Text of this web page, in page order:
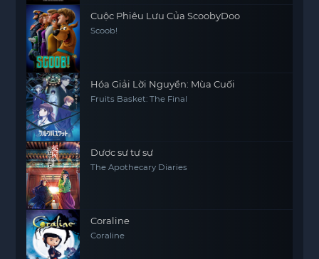
Cuộc Phiêu Lưu Của ScoobyDoo
Scoob!
Hóa Giải Lời Nguyền: Mùa Cuối
Fruits Basket: The Final
Dược sư tự sự
The Apothecary Diaries
Coraline
Coraline